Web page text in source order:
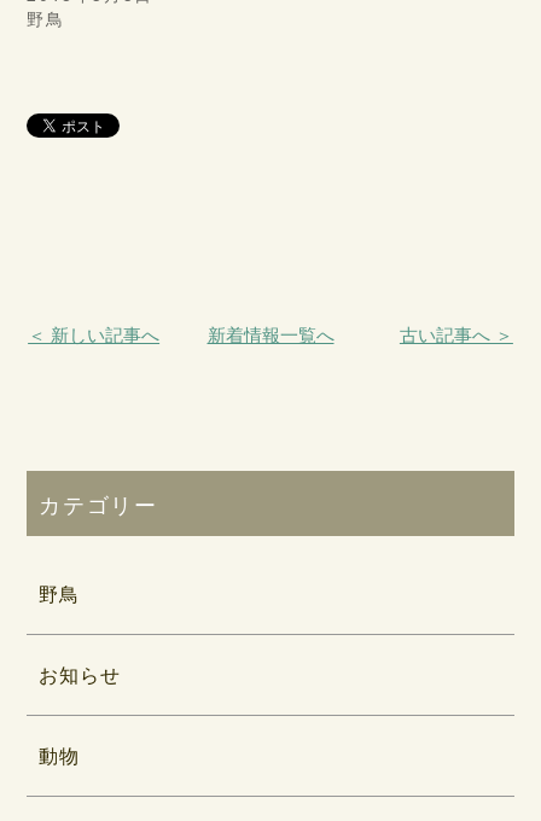
野鳥
＜ 新しい記事へ 新着情報一覧へ 古い記事へ ＞
カテゴリー
野鳥
お知らせ
動物